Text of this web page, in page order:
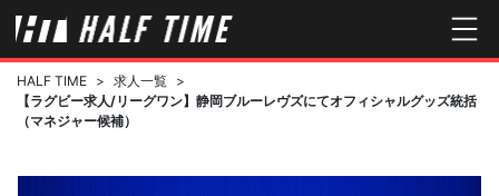
HALF TIME > 求人一覧 >
【ラグビー求人/リーグワン】静岡ブルーレヴズにてオフィシャルグッズ統括
（マネジャー候補）